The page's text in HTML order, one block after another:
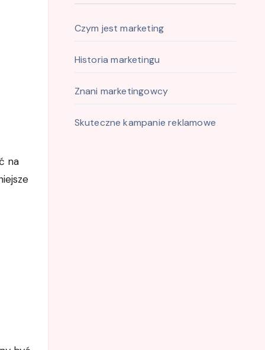
na
Czym jest marketing
Historia marketingu
Znani marketingowcy
Skuteczne kampanie reklamowe